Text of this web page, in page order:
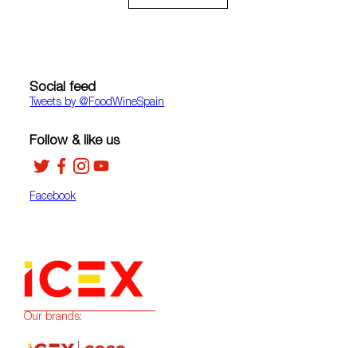
Social feed
Tweets by ‎@FoodWineSpain
Facebook
Follow & like us
Our brands: